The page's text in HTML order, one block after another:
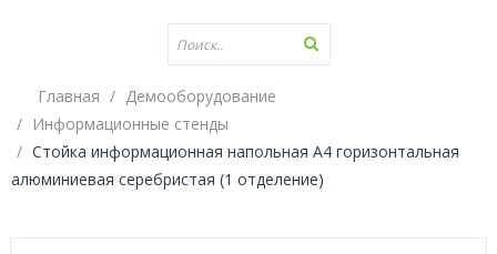
Главная
Демооборудование
Информационные стенды
Стойка информационная напольная А4 горизонтальная
алюминиевая серебристая (1 отделение)